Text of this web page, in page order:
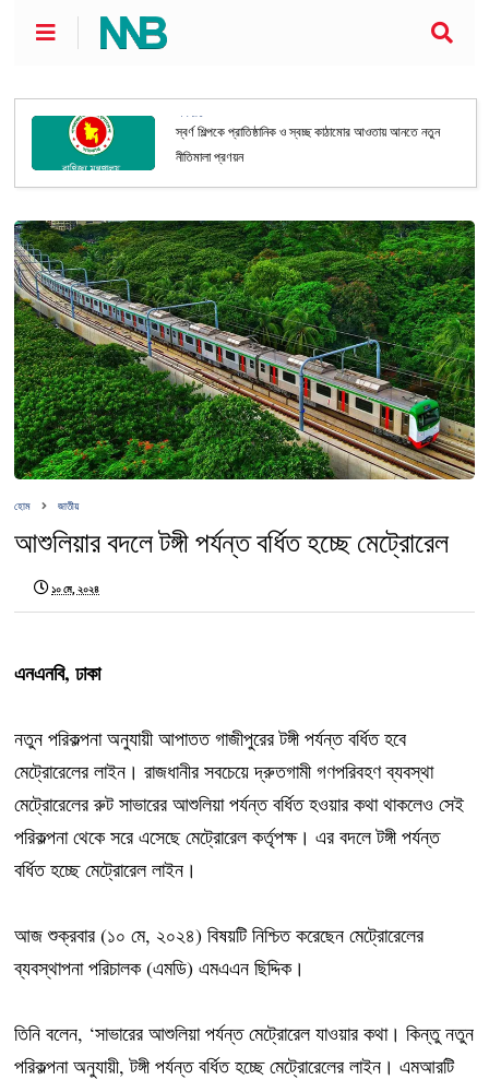
স্বর্ণ শিল্পকে প্রাতিষ্ঠানিক ও স্বচ্ছ কাঠামোর আওতায় আনতে নতুন
নীতিমালা প্রণয়ন
হোম জাতীয়
আশুলিয়ার বদলে টঙ্গী পর্যন্ত বর্ধিত হচ্ছে মেট্রোরেল
১০ মে, ২০২৪
এনএনবি, ঢাকা
নতুন পরিকল্পনা অনুযায়ী আপাতত গাজীপুরের টঙ্গী পর্যন্ত বর্ধিত হবে
মেট্রোরেলের লাইন। রাজধানীর সবচেয়ে দ্রুতগামী গণপরিবহণ ব্যবস্থা
মেট্রোরেলের রুট সাভারের আশুলিয়া পর্যন্ত বর্ধিত হওয়ার কথা থাকলেও সেই
পরিকল্পনা থেকে সরে এসেছে মেট্রোরেল কর্তৃপক্ষ। এর বদলে টঙ্গী পর্যন্ত
বর্ধিত হচ্ছে মেট্রোরেল লাইন।
আজ শুক্রবার (১০ মে, ২০২৪) বিষয়টি নিশ্চিত করেছেন মেট্রোরেলের
ব্যবস্থাপনা পরিচালক (এমডি) এমএএন ছিদ্দিক।
তিনি বলেন, ‘সাভারের আশুলিয়া পর্যন্ত মেট্রোরেল যাওয়ার কথা। কিন্তু নতুন
পরিকল্পনা অনুযায়ী, টঙ্গী পর্যন্ত বর্ধিত হচ্ছে মেট্রোরেলের লাইন। এমআরটি